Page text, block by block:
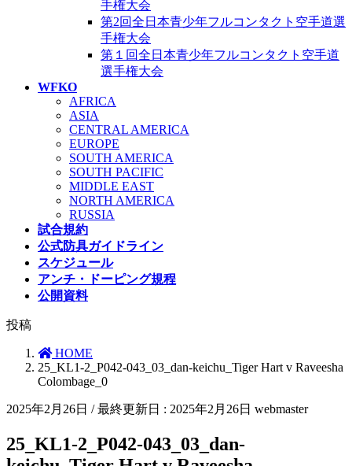
手権大会
第2回全日本青少年フルコンタクト空手道選
手権大会
第１回全日本青少年フルコンタクト空手道
選手権大会
WFKO
AFRICA
ASIA
CENTRAL AMERICA
EUROPE
SOUTH AMERICA
SOUTH PACIFIC
MIDDLE EAST
NORTH AMERICA
RUSSIA
試合規約
公式防具ガイドライン
スケジュール
アンチ・ドーピング規程
公開資料
投稿
HOME
25_KL1-2_P042-043_03_dan-keichu_Tiger Hart v Raveesha
Colombage_0
2025年2月26日 / 最終更新日 : 2025年2月26日 webmaster
25_KL1-2_P042-043_03_dan-